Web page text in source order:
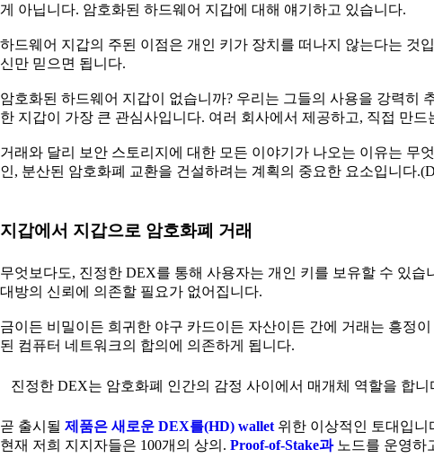
게 아닙니다. 암호화된 하드웨어 지갑에 대해 얘기하고 있습니다.
하드웨어 지갑의 주된 이점은 개인 키가 장치를 떠나지 않는다는 것
신만 믿으면 됩니다.
암호화된 하드웨어 지갑이 없습니까? 우리는 그들의 사용을 강력히
한 지갑이 가장 큰 관심사입니다. 여러 회사에서 제공하고, 직접 만드
거래와 달리 보안 스토리지에 대한 모든 이야기가 나오는 이유는 무
인, 분산된 암호화폐 교환을 건설하려는 계획의 중요한 요소입니다
지갑에서 지갑으로 암호화폐 거래
무엇보다도, 진정한 DEX를 통해 사용자는 개인 키를 보유할 수 있
대방의 신뢰에 의존할 필요가 없어집니다.
금이든 비밀이든 희귀한 야구 카드이든 자산이든 간에 거래는 흥정
된 컴퓨터 네트워크의 합의에 의존하게 됩니다.
진정한 DEX는 암호화폐 인간의 감정 사이에서 매개체 역할을 합
곧 출시될 제품은 새로운 DEX를(HD) wallet 위한 이상적인 토대입니
현재 저희 지지자들은 100개의 상의. Proof-of-Stake과노드를 운영하